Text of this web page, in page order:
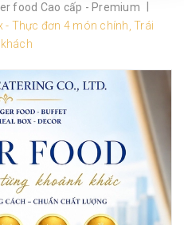
food Cao cấp - Premium
- Thực đơn 4 món chính, Trái